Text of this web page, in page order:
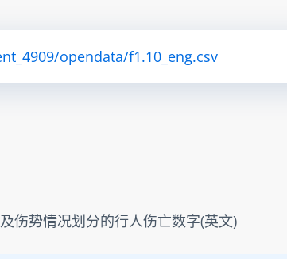
opendata/f1.10_eng.csv
伤势情况划分的行人伤亡数字(英文)